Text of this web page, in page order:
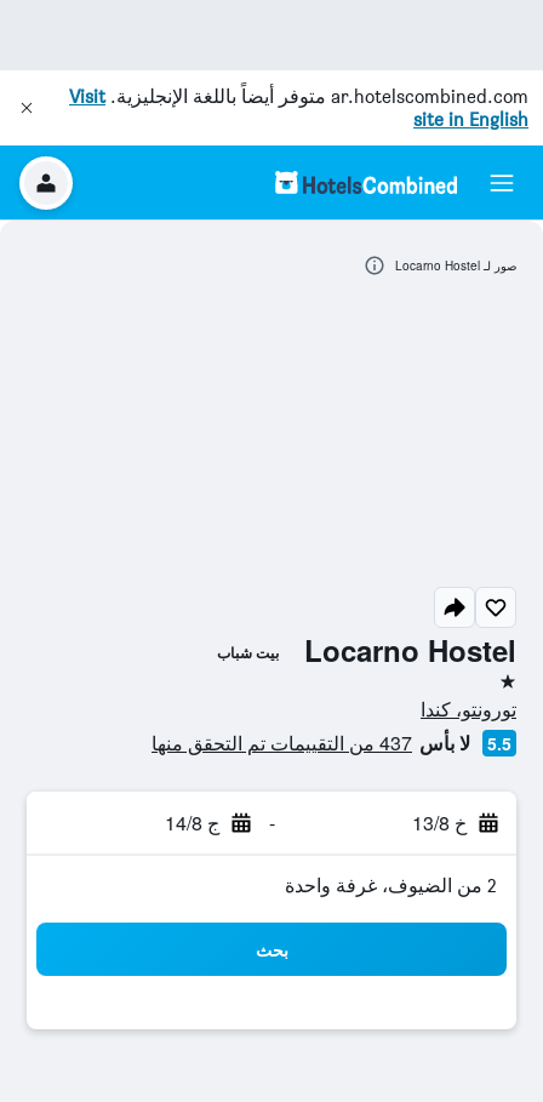
ar.hotelscombined.com متوفر أيضاً باللغة الإنجليزية.Visit
site in English
Locarno Hostel بيت شباب
نجمة واحدة
تورونتو، كندا
5.5 لا بأس 437 من التقييمات تم التحقق منها
خ 13/8 - ج 14/8
2 من الضيوف، غرفة واحدة
بحث
صور لـ Locarno Hostel